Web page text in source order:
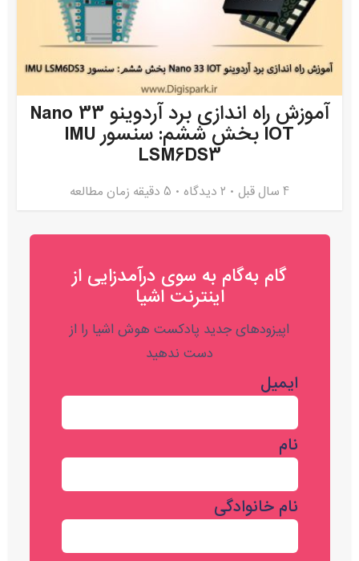
آموزش راه اندازی برد آردوینو Nano 33
IOT بخش ششم: سنسور IMU
LSM6DS3
4 سال قبل ۲ دیدگاه 5 دقیقه زمان مطالعه
گام به‌گام به‌ سوی درآمدزایی از
اینترنت اشیا
اپیزودهای جدید پادکست هوش اشیا را از
دست ندهید
ایمیل
نام
نام خانوادگی